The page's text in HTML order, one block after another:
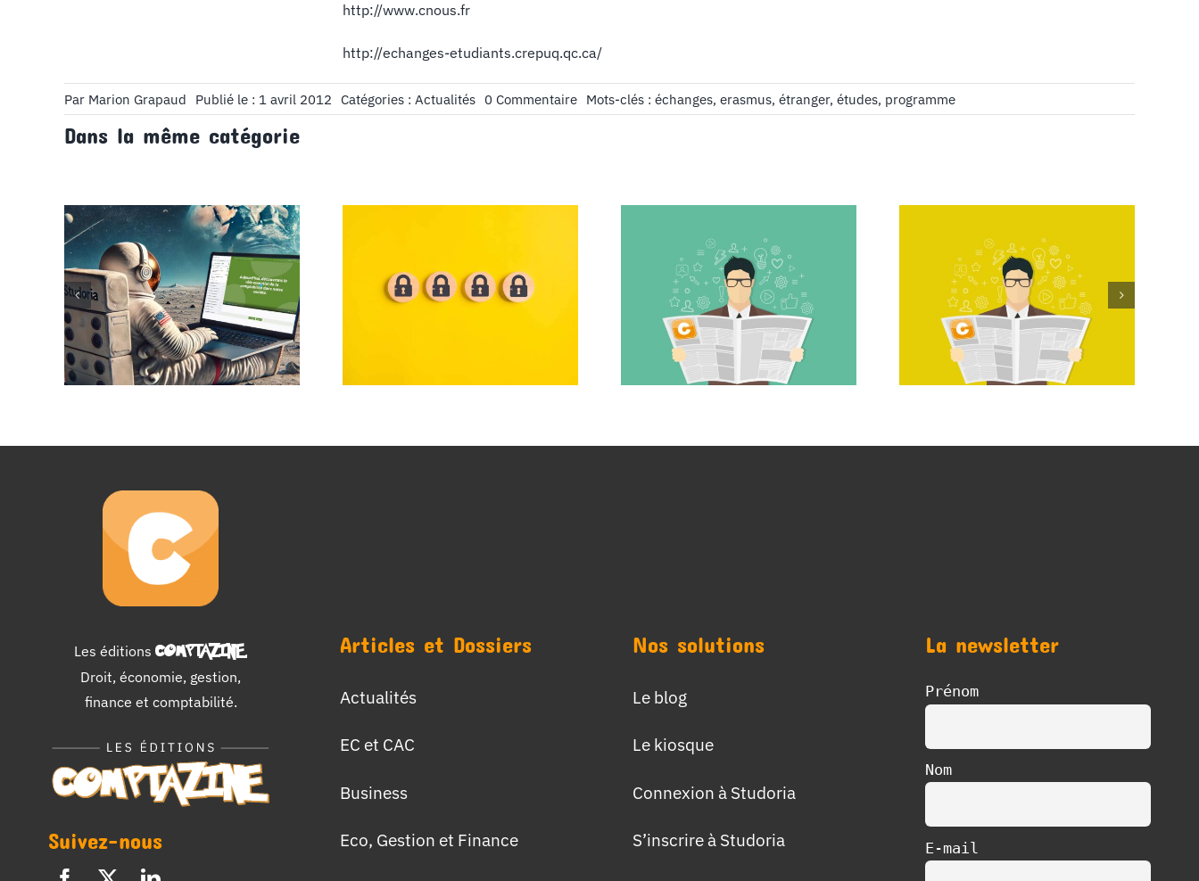
http://www.cnous.fr
http://echanges-etudiants.crepuq.qc.ca/
Par Marion Grapaud Publié le : 1 avril 2012 Catégories : Actualités 0 Commentaireon
Étudier
Mots-clés : échanges, erasmus, étranger, études, programme
Dans la même catégorie
plateforme
d’apprentissage
complète pour le BTS
Comptabilité et
Gestion
Comment protéger
Les éditions COMPTAZINE.
Droit, économie, gestion,
finance et comptabilité.
Suivez-nous
Articles et Dossiers
Actualités
EC et CAC
Business
Eco, Gestion et Finance
Nos solutions
Le blog
Le kiosque
Connexion à Studoria
S’inscrire à Studoria
La newsletter
Prénom
Nom
E-mail